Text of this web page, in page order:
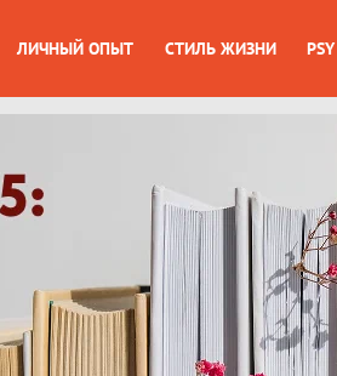
ЛИЧНЫЙ ОПЫТ СТИЛЬ ЖИЗНИ